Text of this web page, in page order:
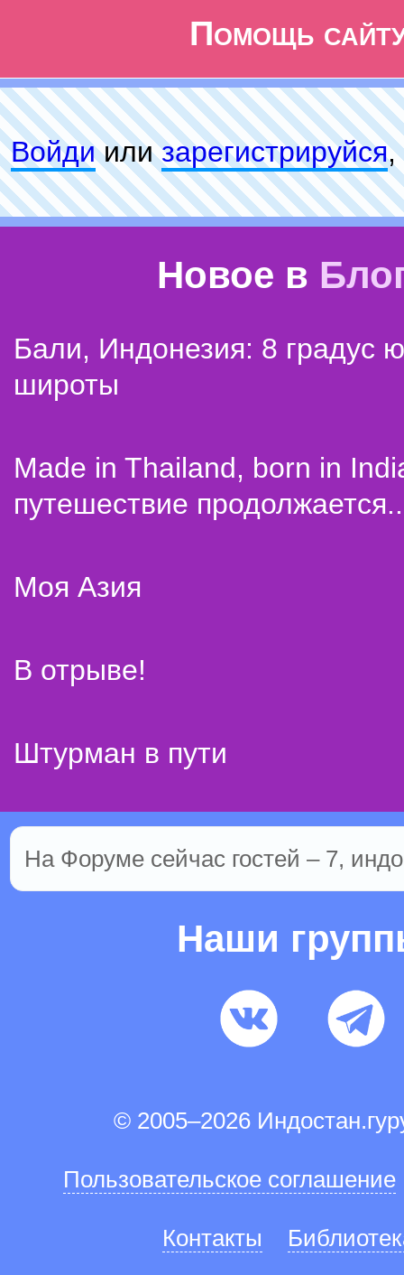
Помощь
Войдиилизарeгиcтpируйся,
Новое в
Бали, Индонезия: 8 градус
широты
Made in Thailand, born in
путешествие
Моя Азия
В отрыве!
Штурман в пути
На Форуме сейчас гостей – 7,
Наши
© 2005–2026
Пользовательское соглашение
Контакты